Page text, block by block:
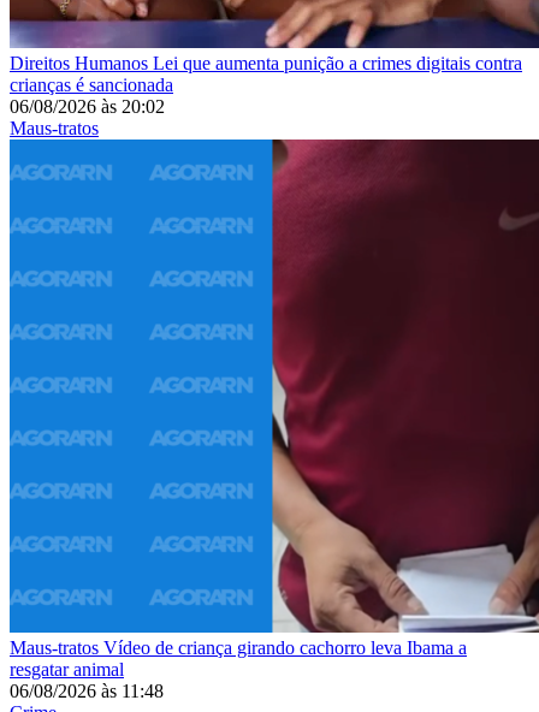
Direitos Humanos Lei que aumenta punição a crimes digitais contra
crianças é sancionada
06/08/2026 às 20:02
Maus-tratos
Maus-tratos Vídeo de criança girando cachorro leva Ibama a
resgatar animal
06/08/2026 às 11:48